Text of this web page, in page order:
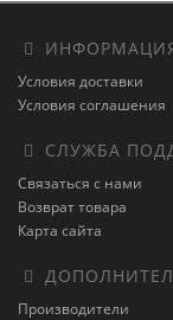
Условия доставки
Условия соглашения
СЛУЖБА
Связаться с нами
Возврат товара
Карта сайта
Производители